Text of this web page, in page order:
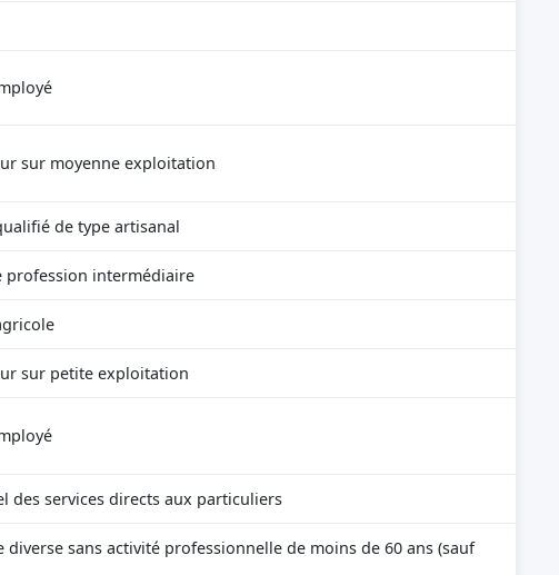
sur moyenne exploitation
de type artisanal
profession intermédiaire
sur petite exploitation
des services directs aux particuliers
diverse sans activité professionnelle de moins de 60 ans (sauf